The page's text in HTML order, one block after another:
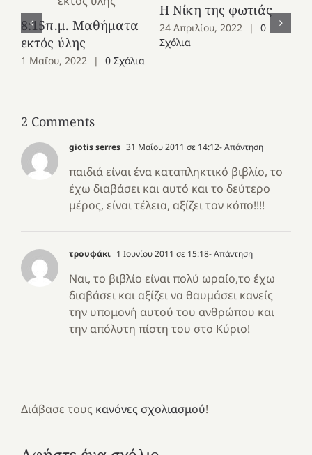
8:15π.μ. Μαθήματα
εκτός ύλης
1 Μαΐου, 2022 | 0 Σχόλια
Η Νίκη της φωτιάς
24 Απριλίου, 2022 |
0
Σχόλια
2 Comments
giotis serres 31 Μαΐου 2011 σε 14:12- Απάντηση
παιδιά είναι ένα καταπληκτικό βιβλίο, το
έχω διαβάσει και αυτό και το δεύτερο
μέρος, είναι τέλεια, αξίζει τον κόπο!!!!
τρουφάκι 1 Ιουνίου 2011 σε 15:18- Απάντηση
Ναι, το βιβλίο είναι πολύ ωραίο,το έχω
διαβάσει και αξίζει να θαυμάσει κανείς
την υπομονή αυτού του ανθρώπου και
την απόλυτη πίστη του στο Κύριο!
Διάβασε τους κανόνες σχολιασμού!